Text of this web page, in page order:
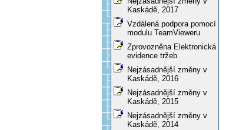
Kaskádě, 2017
Vzdálená podpora pomocí
modulu TeamVieweru
Zprovozněna Elektronická
evidence tržeb
Nejzásadnější změny v
Kaskádě, 2016
Nejzásadnější změny v
Kaskádě, 2015
Nejzásadnější změny v
Kaskádě, 2014